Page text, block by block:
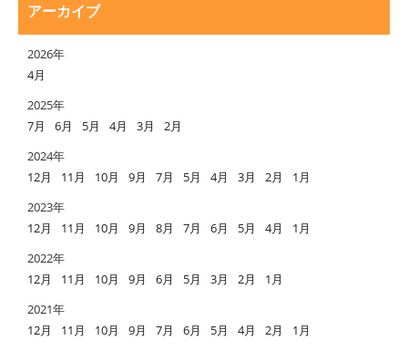
アーカイブ
2026年
4月
2025年
7月
6月 5月 4月 3月
2月
2024年
12月
11月 10月 9月 7月 5月 4月 3月 2月
1月
2023年
12月
11月 10月 9月 8月 7月 6月 5月 4月
1月
2022年
12月
11月 10月 9月 6月 5月 3月 2月
1月
2021年
12月
11月 10月 9月 7月 6月 5月 4月 2月
1月